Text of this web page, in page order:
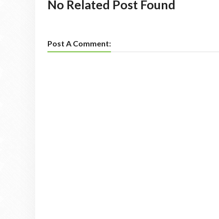
No Related Post Found
Post A Comment: